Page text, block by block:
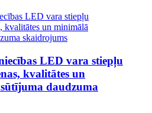
LED vara stiepļu
kvalitātes un
daudzuma